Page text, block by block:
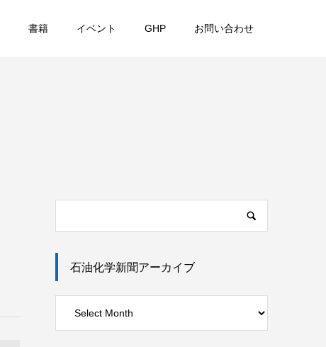
書籍 イベント GHP お問い合わせ
石油化学新聞アーカイブ